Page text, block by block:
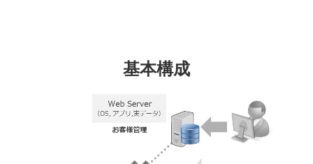
基本構成